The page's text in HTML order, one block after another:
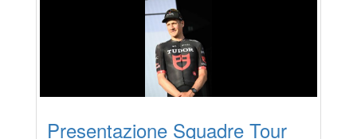
Presentazione Squadre Tour